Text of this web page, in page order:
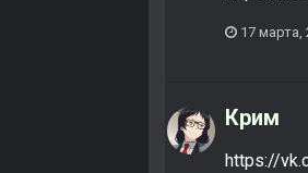
17 марта,
Крим
https://